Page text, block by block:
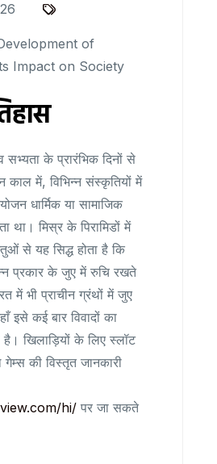
of
Impact on Society
सभ्यता के प्रारंभिक दिनों से
काल में, विभिन्न संस्कृतियों में
धार्मिक या सामाजिक
था। मिस्र के पिरामिडों में
से यह सिद्ध होता है कि
प्रकार के जुए में रुचि रखते
में भी प्राचीन ग्रंथों में जुए
इसे कई बार विवादों का
है। खिलाड़ियों के लिए स्लॉट
की विस्तृत जानकारी
hi/ पर जा सकते